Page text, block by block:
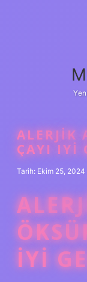
ALERJIK
ÇAYI IYI
Tarih: Ekim 25, 2024
IYI